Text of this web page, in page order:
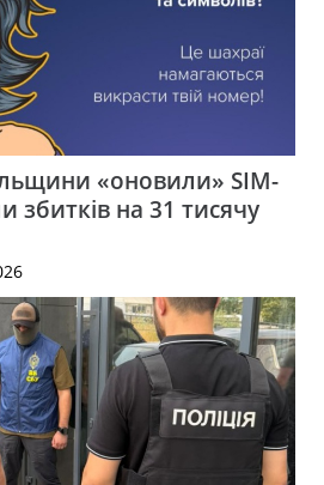
«оновили» SIM-
збитків на 31 тисячу